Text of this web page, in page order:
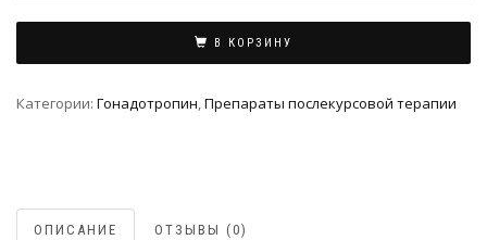
В КОРЗИНУ
Категории: Гонадотропин,Препараты послекурсовой терапии
ОПИСАНИЕ ОТЗЫВЫ (0)